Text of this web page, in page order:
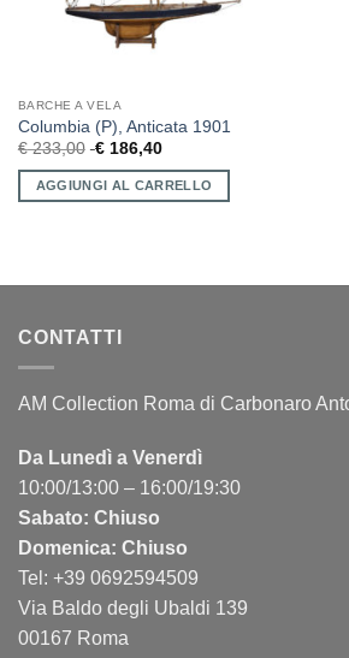
BARCHE A VELA
Columbia (P), Anticata 1901
€233,00 €186,40
AGGIUNGI AL CARRELLO
CONTATTI
AM Collection Roma di Carbonaro
Da Lunedì a Venerdì
10:00/13:00 – 16:00/19:30
Sabato: Chiuso
Domenica: Chiuso
Tel: +39 0692594509
Via Baldo degli Ubaldi 139
00167 Roma